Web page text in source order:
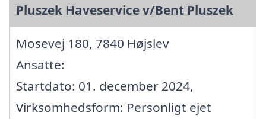
Pluszek Haveservice v/Bent Pluszek
Mosevej 180, 7840 Højslev
Ansatte:
Startdato: 01. december 2024,
Virksomhedsform: Personligt ejet